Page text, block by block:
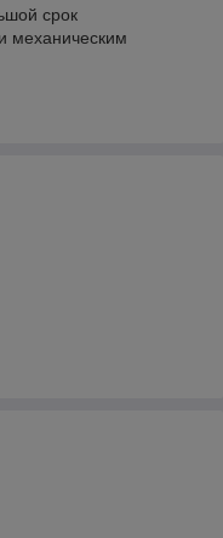
срок
механическим